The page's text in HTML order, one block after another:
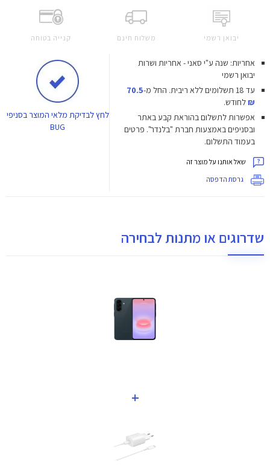
יבואן רשמי משלוח חינם קנייה בטוחה
אחריות: שנה ע"י סאני - אחריות ושרות
יבואן רשמי
עד 18 תשלומים ללא ריבית.
החל מ-70.5
₪לחודש.
אפשרות לתשלום בהוראת קבע באתר
ובסניפים באמצעות חברת "בלנדר". פרטים
בעמוד התשלום.
שאל אותנו על מוצר זה
גרסת הדפסה
לחץלבדיקת מלאי המוצר בסניפי
BUG
שדרוגים או מתנות לבחירה
+